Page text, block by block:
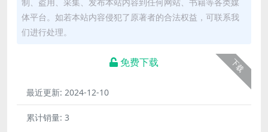
体平台。如若本站内容侵犯了原著者的合法权益，可联系我
们进行处理。
下载
免费下载
最近更新: 2024-12-10
累计销量: 3